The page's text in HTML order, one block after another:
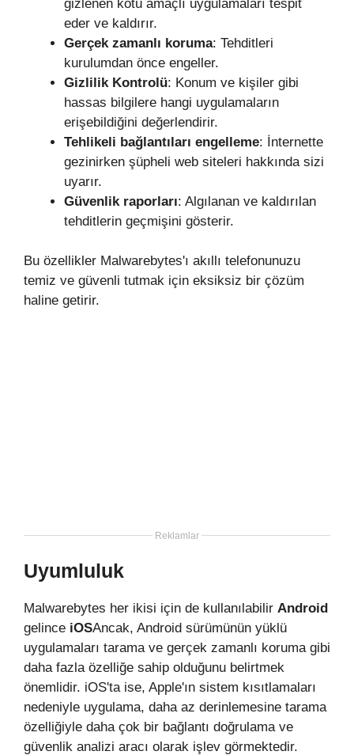
gizlenen kötü amaçlı uygulamaları tespit
eder ve kaldırır.
Gerçek zamanlı koruma: Tehditleri
kurulumdan önce engeller.
Gizlilik Kontrolü: Konum ve kişiler gibi
hassas bilgilere hangi uygulamaların
erişebildiğini değerlendirir.
Tehlikeli bağlantıları engelleme: İnternette
gezinirken şüpheli web siteleri hakkında sizi
uyarır.
Güvenlik raporları: Algılanan ve kaldırılan
tehditlerin geçmişini gösterir.
Bu özellikler Malwarebytes'ı akıllı telefonunuzu
temiz ve güvenli tutmak için eksiksiz bir çözüm
haline getirir.
Reklamlar
Uyumluluk
Malwarebytes her ikisi için de kullanılabilir Android
gelince iOSAncak, Android sürümünün yüklü
uygulamaları tarama ve gerçek zamanlı koruma gibi
daha fazla özelliğe sahip olduğunu belirtmek
önemlidir. iOS'ta ise, Apple'ın sistem kısıtlamaları
nedeniyle uygulama, daha az derinlemesine tarama
özelliğiyle daha çok bir bağlantı doğrulama ve
güvenlik analizi aracı olarak işlev görmektedir.